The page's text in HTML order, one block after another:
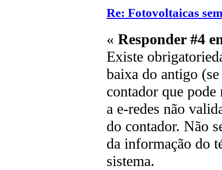
Re: Fotovoltaicas
« Responder #4
Existe
baixa do antigo
contador que
a e-redes não
do contador. Não
da informação do
sistema.